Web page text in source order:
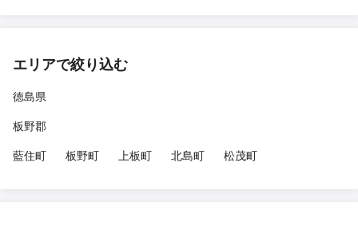
エリアで絞り込む
徳島県
板野郡
藍住町
板野町 上板町 北島町 松茂町